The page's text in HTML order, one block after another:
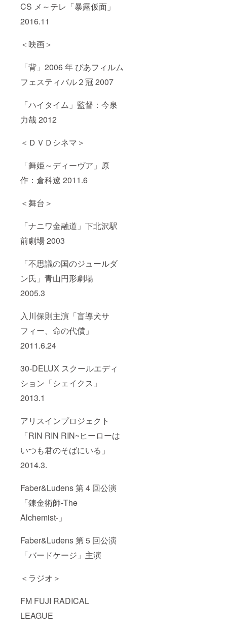
CS メ～テレ「暴露仮面」
2016.11
＜映画＞
「背」2006 年 ぴあフィルム
フェスティバル２冠 2007
「ハイタイム」監督：今泉
力哉 2012
＜ＤＶＤシネマ＞
「舞姫～ディーヴア」原
作：倉科遼 2011.6
＜舞台＞
「ナニワ金融道」下北沢駅
前劇場 2003
「不思議の国のジュールダ
ン氏」青山円形劇場
2005.3
入川保則主演「盲導犬サ
フィー、命の代償」
2011.6.24
30-DELUX スクールエディ
ション「シェイクス」
2013.1
アリスインプロジェクト
「RIN RIN RIN~ヒーローは
いつも君のそばにいる」
2014.3.
Faber&Ludens 第 4 回公演
「錬金術師-The
Alchemist-」
Faber&Ludens 第 5 回公演
「バードケージ」主演
＜ラジオ＞
FM FUJI RADICAL
LEAGUE